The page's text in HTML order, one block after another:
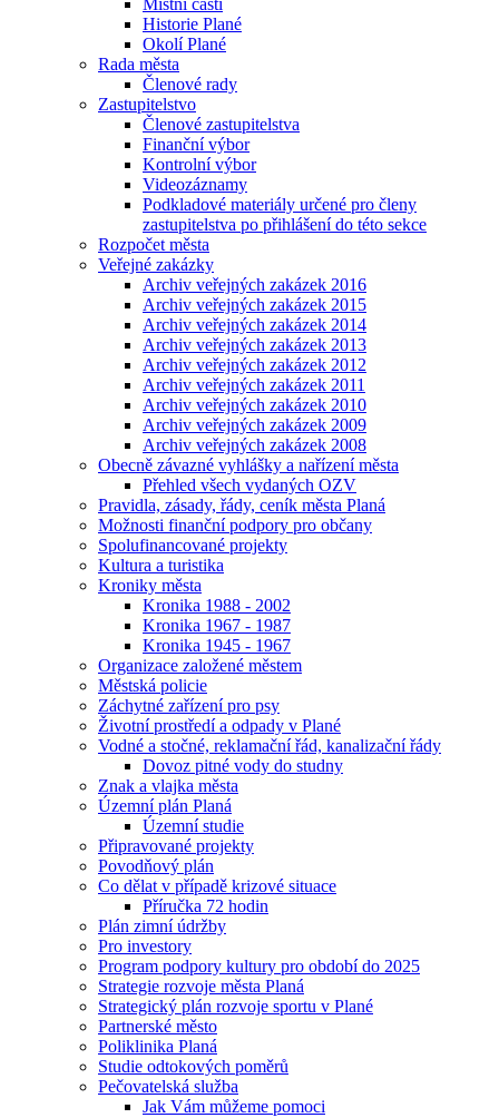
Místní části
Historie Plané
Okolí Plané
Rada města
Členové rady
Zastupitelstvo
Členové zastupitelstva
Finanční výbor
Kontrolní výbor
Videozáznamy
Podkladové materiály určené pro členy
zastupitelstva po přihlášení do této sekce
Rozpočet města
Veřejné zakázky
Archiv veřejných zakázek 2016
Archiv veřejných zakázek 2015
Archiv veřejných zakázek 2014
Archiv veřejných zakázek 2013
Archiv veřejných zakázek 2012
Archiv veřejných zakázek 2011
Archiv veřejných zakázek 2010
Archiv veřejných zakázek 2009
Archiv veřejných zakázek 2008
Obecně závazné vyhlášky a nařízení města
Přehled všech vydaných OZV
Pravidla, zásady, řády, ceník města Planá
Možnosti finanční podpory pro občany
Spolufinancované projekty
Kultura a turistika
Kroniky města
Kronika 1988 - 2002
Kronika 1967 - 1987
Kronika 1945 - 1967
Organizace založené městem
Městská policie
Záchytné zařízení pro psy
Životní prostředí a odpady v Plané
Vodné a stočné, reklamační řád, kanalizační řády
Dovoz pitné vody do studny
Znak a vlajka města
Územní plán Planá
Územní studie
Připravované projekty
Povodňový plán
Co dělat v případě krizové situace
Příručka 72 hodin
Plán zimní údržby
Pro investory
Program podpory kultury pro období do 2025
Strategie rozvoje města Planá
Strategický plán rozvoje sportu v Plané
Partnerské město
Poliklinika Planá
Studie odtokových poměrů
Pečovatelská služba
Jak Vám můžeme pomoci